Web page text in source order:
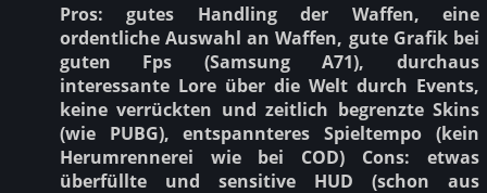
Pros: gutes Handling der Waffen, eine
ordentliche Auswahl an Waffen, gute Grafik bei
guten Fps (Samsung A71), durchaus
interessante Lore über die Welt durch Events,
keine verrückten und zeitlich begrenzte Skins
(wie PUBG), entspannteres Spieltempo (kein
Herumrennerei wie bei COD) Cons: etwas
überfüllte und sensitive HUD (schon aus